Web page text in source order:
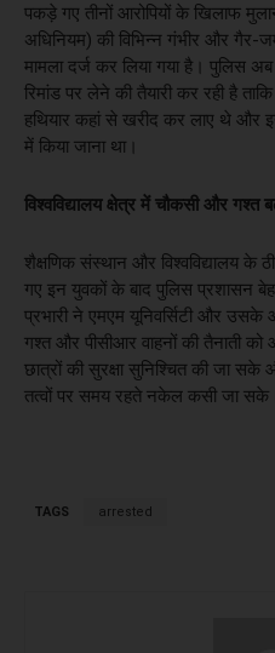
पकड़े गए तीनों आरोपियों के खिलाफ
अधिनियम) की विभिन्न गंभीर और गैर-
मामला दर्ज कर लिया गया है। पुलिस
रिमांड पर लेने की तैयारी कर रही है
हथियार कहां से खरीद कर लाए थे और
में किया जाना था।
विश्वविद्यालय क्षेत्र में चौकसी और गश्त
शैक्षणिक संस्थान और विश्वविद्यालय के
गए इन युवकों के बाद पुलिस प्रशासन
प्रभारी ने एमएम यूनिवर्सिटी और
गश्त और पीसीआर वाहनों की तैनाती
छात्रों की सुरक्षा सुनिश्चित की जा
तत्वों पर समय रहते नकेल कसी जा सके।
TAGS arrested